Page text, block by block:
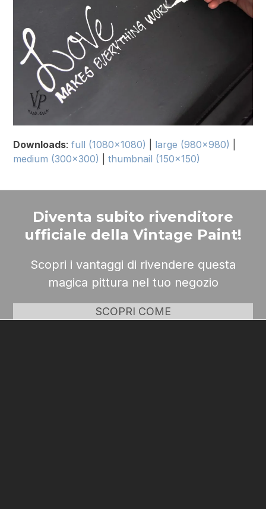
Downloads:full (1080x1080) large (980x980)
medium (300x300)
|thumbnail (150x150)
Diventa subito rivenditore
ufficiale della Vintage Paint!
Scopri i vantaggi di rivendere questa
magica pittura nel tuo negozio
SCOPRI COME